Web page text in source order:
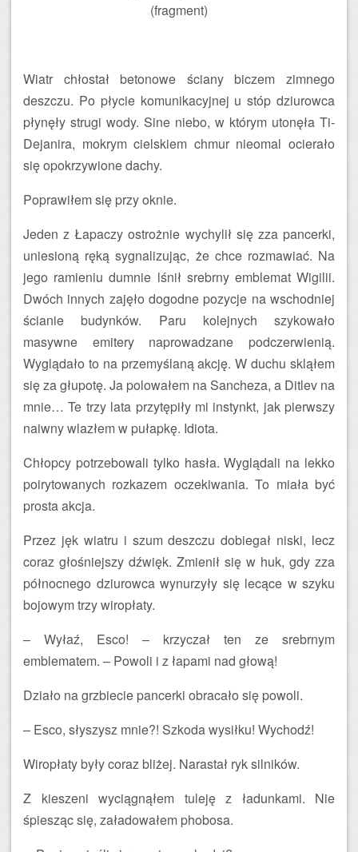
(fragment)
Wiatr chłostał betonowe ściany biczem zimnego
deszczu. Po płycie komunikacyjnej u stóp dziurowca
płynęły strugi wody. Sine niebo, w którym utonęła Ti-
Dejanira, mokrym cielskiem chmur nieomal ocierało
się opokrzywione dachy.
Poprawiłem się przy oknie.
Jeden z Łapaczy ostrożnie wychylił się zza pancerki,
uniesioną ręką sygnalizując, że chce rozmawiać. Na
jego ramieniu dumnie lśnił srebrny emblemat Wigilii.
Dwóch innych zajęło dogodne pozycje na wschodniej
ścianie budynków. Paru kolejnych szykowało
masywne emitery naprowadzane podczerwienią.
Wyglądało to na przemyślaną akcję. W duchu skląłem
się za głupotę. Ja polowałem na Sancheza, a Ditlev na
mnie… Te trzy lata przytępiły mi instynkt, jak pierwszy
naiwny wlazłem w pułapkę. Idiota.
Chłopcy potrzebowali tylko hasła. Wyglądali na lekko
poirytowanych rozkazem oczekiwania. To miała być
prosta akcja.
Przez jęk wiatru i szum deszczu dobiegał niski, lecz
coraz głośniejszy dźwięk. Zmienił się w huk, gdy zza
północnego dziurowca wynurzyły się lecące w szyku
bojowym trzy wiropłaty.
– Wyłaź, Esco! – krzyczał ten ze srebrnym
emblematem. – Powoli i z łapami nad głową!
Działo na grzbiecie pancerki obracało się powoli.
– Esco, słyszysz mnie?! Szkoda wysiłku! Wychodź!
Wiropłaty były coraz bliżej. Narastał ryk silników.
Z kieszeni wyciągnąłem tuleję z ładunkami. Nie
śpiesząc się, załadowałem phobosa.